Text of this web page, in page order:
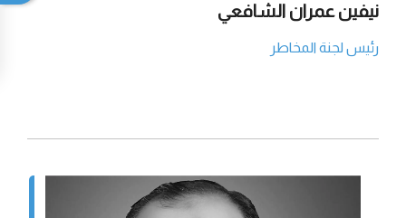
نيفين عمران الشافعي
رئيس لجنة المخاطر